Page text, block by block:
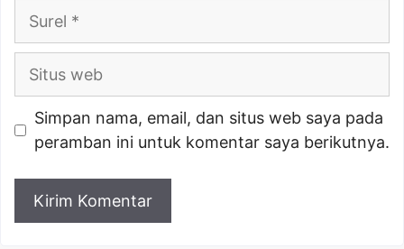
Surel
Situs
Simpan nama, email, dan situs web saya pada
peramban ini untuk komentar saya berikutnya.